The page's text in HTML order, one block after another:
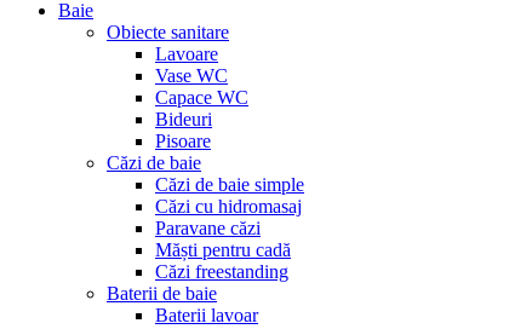
Baie
Obiecte sanitare
Lavoare
Vase WC
Capace WC
Bideuri
Pisoare
Căzi de baie
Căzi de baie simple
Căzi cu hidromasaj
Paravane căzi
Măști pentru cadă
Căzi freestanding
Baterii de baie
Baterii lavoar